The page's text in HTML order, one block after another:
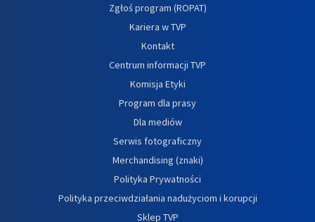
Zgłoś program (ROPAT)
Kariera w TVP
Kontakt
Centrum informacji TVP
Komisja Etyki
Program dla prasy
Dla mediów
Serwis fotograficzny
Merchandising (znaki)
Polityka Prywatności
Polityka przeciwdziałania nadużyciom i korupcji
Sklep TVP